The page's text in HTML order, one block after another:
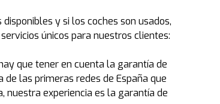
y si los coches son usados,
únicos para nuestros clientes:
que tener en cuenta la garantía de
las primeras redes de España que
nuestra experiencia es la garantía de